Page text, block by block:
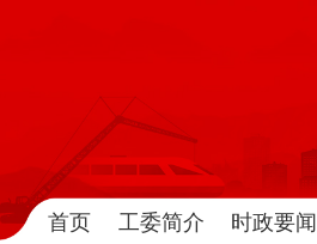
首页 工委简介 时政要闻